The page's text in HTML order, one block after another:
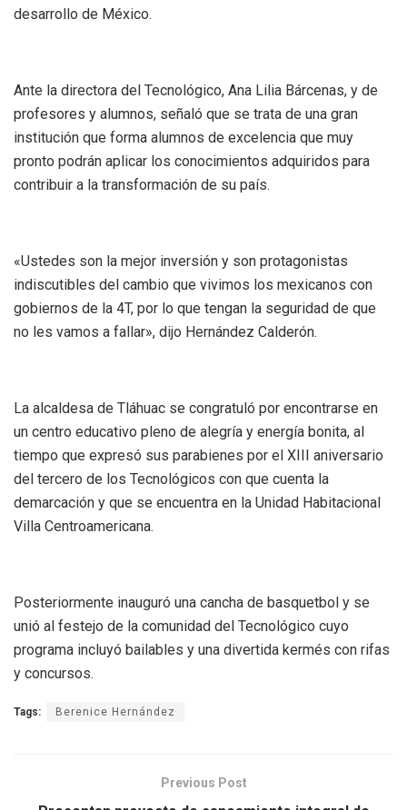
desarrollo de México.
Ante la directora del Tecnológico, Ana Lilia Bárcenas, y de
profesores y alumnos, señaló que se trata de una gran
institución que forma alumnos de excelencia que muy
pronto podrán aplicar los conocimientos adquiridos para
contribuir a la transformación de su país.
«Ustedes son la mejor inversión y son protagonistas
indiscutibles del cambio que vivimos los mexicanos con
gobiernos de la 4T, por lo que tengan la seguridad de que
no les vamos a fallar», dijo Hernández Calderón.
La alcaldesa de Tláhuac se congratuló por encontrarse en
un centro educativo pleno de alegría y energía bonita, al
tiempo que expresó sus parabienes por el XIII aniversario
del tercero de los Tecnológicos con que cuenta la
demarcación y que se encuentra en la Unidad Habitacional
Villa Centroamericana.
Posteriormente inauguró una cancha de basquetbol y se
unió al festejo de la comunidad del Tecnológico cuyo
programa incluyó bailables y una divertida kermés con rifas
y concursos.
Tags: Berenice Hernández
Previous Post